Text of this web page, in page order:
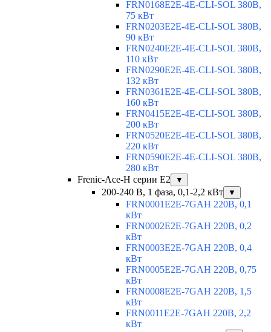
FRN0168E2E-4E-CLI-SOL 380В,
75 кВт
FRN0203E2E-4E-CLI-SOL 380В,
90 кВт
FRN0240E2E-4E-CLI-SOL 380В,
110 кВт
FRN0290E2E-4E-CLI-SOL 380В,
132 кВт
FRN0361E2E-4E-CLI-SOL 380В,
160 кВт
FRN0415E2E-4E-CLI-SOL 380В,
200 кВт
FRN0520E2E-4E-CLI-SOL 380В,
220 кВт
FRN0590E2E-4E-CLI-SOL 380В,
280 кВт
Frenic-Ace-H серии E2
▼
200-240 В, 1 фаза, 0,1-2,2 кВт ▼
FRN0001E2E-7GAH 220В, 0,1
кВт
FRN0002E2E-7GAH 220В, 0,2
кВт
FRN0003E2E-7GAH 220В, 0,4
кВт
FRN0005E2E-7GAH 220В, 0,75
кВт
FRN0008E2E-7GAH 220В, 1,5
кВт
FRN0011E2E-7GAH 220В, 2,2
кВт